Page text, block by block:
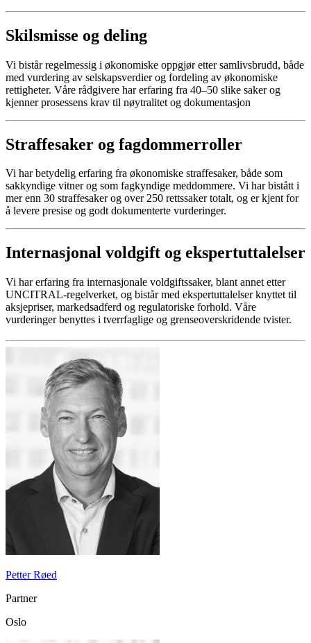
Skilsmisse og deling
Vi bistår regelmessig i økonomiske oppgjør etter samlivsbrudd, både
med vurdering av selskapsverdier og fordeling av økonomiske
rettigheter. Våre rådgivere har erfaring fra 40–50 slike saker og
kjenner prosessens krav til nøytralitet og dokumentasjon
Straffesaker og fagdommerroller
Vi har betydelig erfaring fra økonomiske straffesaker, både som
sakkyndige vitner og som fagkyndige meddommere. Vi har bistått i
mer enn 30 straffesaker og over 250 rettssaker totalt, og er kjent for
å levere presise og godt dokumenterte vurderinger.
Internasjonal voldgift og ekspertuttalelser
Vi har erfaring fra internasjonale voldgiftssaker, blant annet etter
UNCITRAL-regelverket, og bistår med ekspertuttalelser knyttet til
aksjepriser, markedsadferd og regulatoriske forhold. Våre
vurderinger benyttes i tverrfaglige og grenseoverskridende tvister.
Petter Røed
Partner
Oslo